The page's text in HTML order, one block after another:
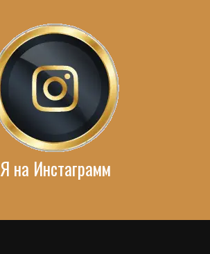
Я на Инстаграмм